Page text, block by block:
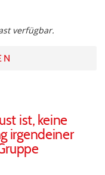
verfügbar.
ist, keine
irgendeiner